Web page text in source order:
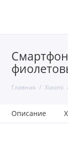
Главная Xiaomi
Описание